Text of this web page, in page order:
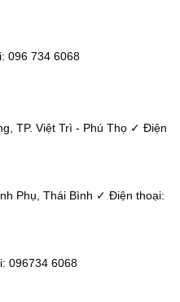
096 734 6068
TP. Việt Trì - Phú Thọ ✓ Điện
Phụ, Thái Bình ✓ Điện thoại:
096734 6068